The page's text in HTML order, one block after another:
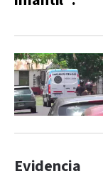
Evidencia